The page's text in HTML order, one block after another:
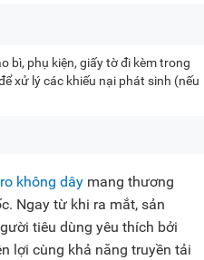
bì, phụ kiện, giấy tờ đi kèm trong
xử lý các khiếu nại phát sinh (nếu
không dây mang thương
Ngay từ khi ra mắt, sản
tiêu dùng yêu thích bởi
lợi cùng khả năng truyền tải